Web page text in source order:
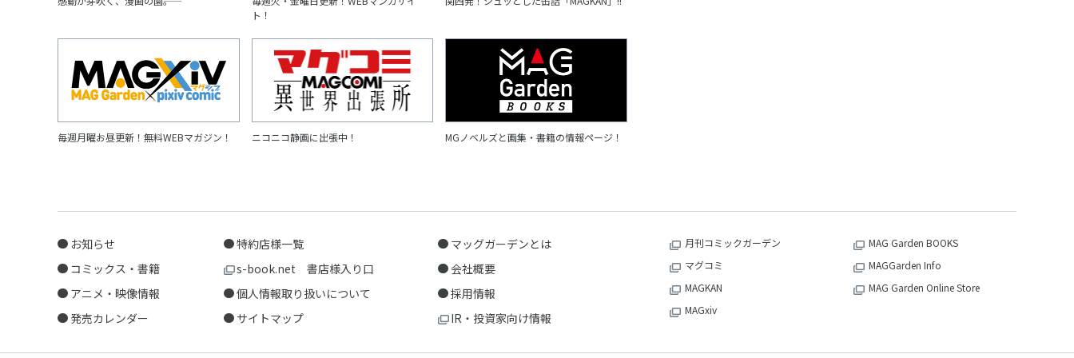
ト！
毎週月曜お昼更新！無料WEBマガジン！ ニコニコ静画に出張中！ MGノベルズと画集・書籍の情報ページ！
お知らせ
コミックス・書籍
アニメ・映像情報
発売カレンダー
特約店様一覧
s-book.net 書店様入り口
個人情報取り扱いについて
サイトマップ
マッグガーデンとは
会社概要
採用情報
IR・投資家向け情報
月刊コミックガーデン
マグコミ
MAGKAN
MAGxiv
MAG Garden BOOKS
MAGGarden Info
MAG Garden Online Store